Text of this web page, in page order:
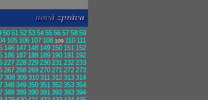
50 51 52 53 54 55 56 57 58 59
105 106 107 108 109 110 111
146 147 148 149 150 151 152
186 187 188 189 190 191 192
227 228 229 230 231 232 233
267 268 269 270 271 272 273
308 309 310 311 312 313 314
348 349 350 351 352 353 354
388 389 390 391 392 393 394